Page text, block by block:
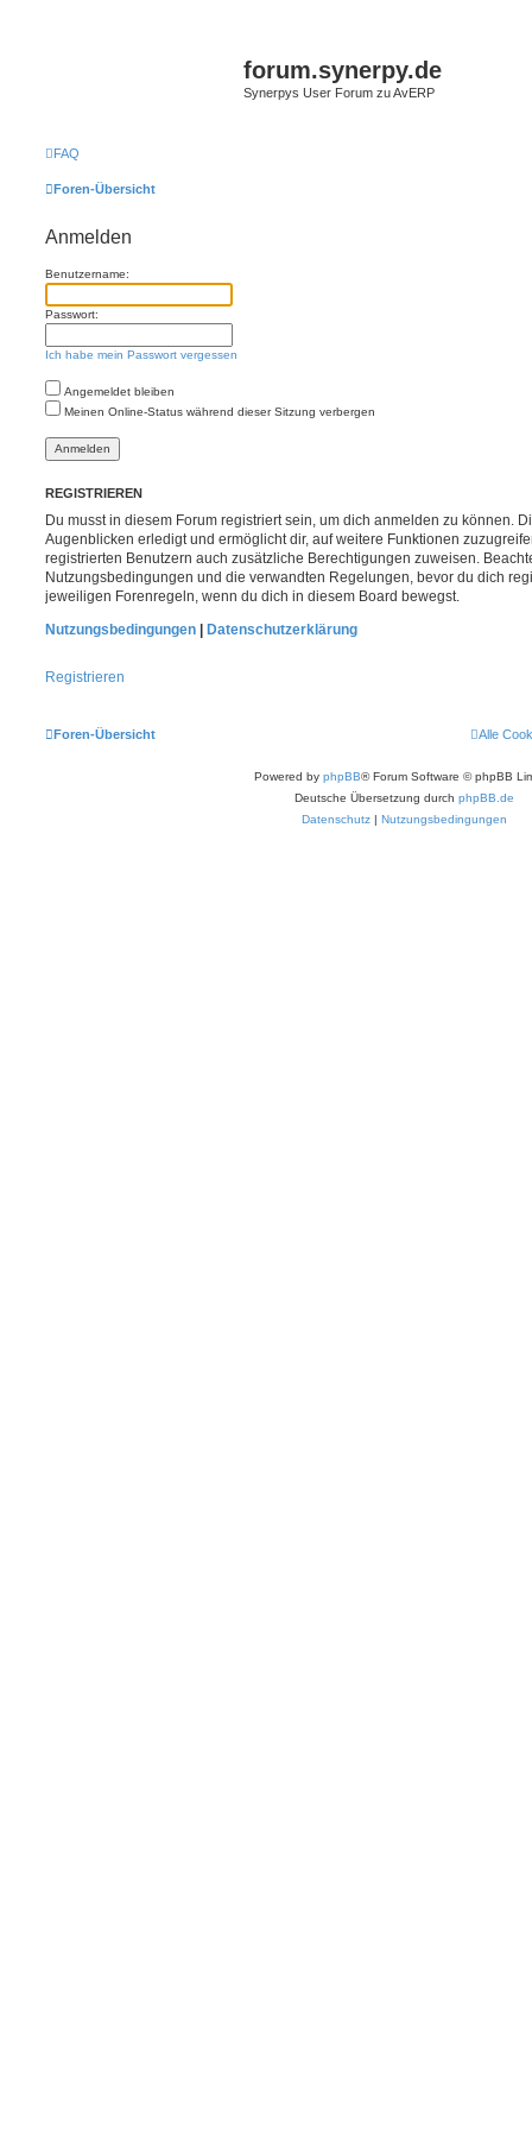
forum.synerpy.de
Synerpys User Forum zu AvERP
FAQ
Foren-Übersicht
Anmelden
Benutzername:
Passwort:
Ich habe mein Passwort vergessen
Angemeldet bleiben
Meinen Online-Status während dieser Sitzung verbergen
REGISTRIEREN
Du musst in diesem Forum registriert sein, um dich anmelden zu können.
Augenblicken erledigt und ermöglicht dir, auf weitere Funktionen
registrierten Benutzern auch zusätzliche Berechtigungen zuweisen.
Nutzungsbedingungen und die verwandten Regelungen, bevor du dich
jeweiligen Forenregeln, wenn du dich in diesem Board bewegst.
Nutzungsbedingungen
Datenschutzerklärung
Registrieren
Foren-Übersicht Alle
Powered by phpBB® Forum Software © phpBB
Deutsche Übersetzung durch phpBB.de
Datenschutz | Nutzungsbedingungen